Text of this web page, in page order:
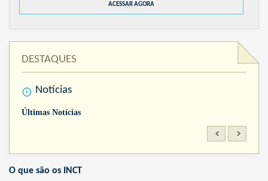
ACESSAR AGORA
DESTAQUES
Notícias
Últimas Notícias
O que são os INCT